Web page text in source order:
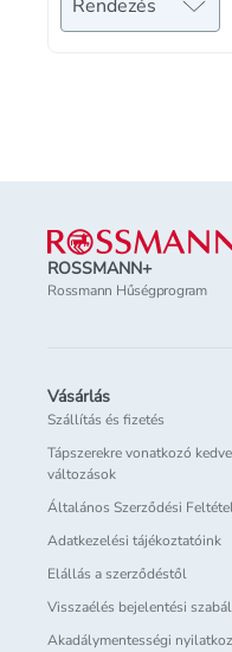
Rendezés
Lábléc
ROSSMANN+
Rossmann Hűségprogram
Vásárlás
Szállítás és fizetés
Tápszerekre vonatkozó
változások
Általános Szerződési
Adatkezelési tájékoztatóink
Elállás a szerződéstől
Visszaélés bejelentési
Akadálymentességi